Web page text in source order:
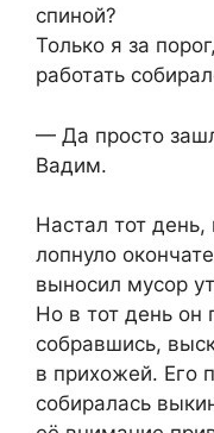
спиной?
Только я за
работать
— Да просто
Вадим.
Настал тот
лопнуло
выносил мусор
Но в тот день он
собравшись,
в прихожей. Его
собиралась